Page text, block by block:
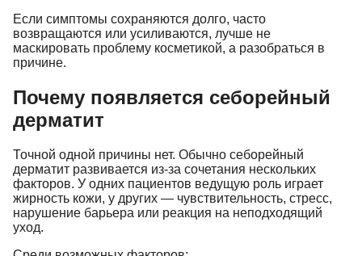
Если симптомы сохраняются долго, часто
возвращаются или усиливаются, лучше не
маскировать проблему косметикой, а разобраться в
причине.
Почему появляется себорейный
дерматит
Точной одной причины нет. Обычно себорейный
дерматит развивается из-за сочетания нескольких
факторов. У одних пациентов ведущую роль играет
жирность кожи, у других — чувствительность, стресс,
нарушение барьера или реакция на неподходящий
уход.